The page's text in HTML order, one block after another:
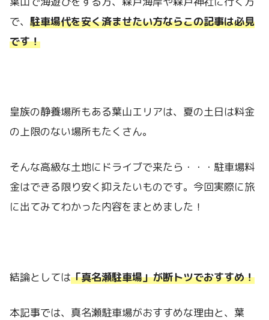
で、 駐車場代を安く済ませたい方ならこの記事は必見
です！
皇族の静養場所もある葉山エリアは、夏の土日は料金
の上限のない場所もたくさん。
そんな高級な土地にドライブで来たら・・・駐車場料
金はできる限り安く抑えたいものです。今回実際に旅
に出てみてわかった内容をまとめました！
結論としては「真名瀬駐車場」が断トツでおすすめ！
本記事では、真名瀬駐車場がおすすめな理由と、葉